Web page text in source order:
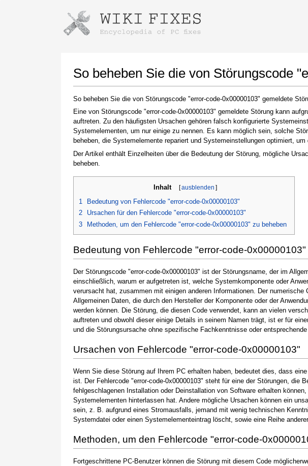
So beheben Sie die von Störungscode
So beheben Sie die von Störungscode "error-code-0x00000103" gemeldete
Eine von Störungscode "error-code-0x00000103" gemeldete Störung kann
auftreten. Zu den häufigsten Ursachen gehören falsch konfigurierte
Systemelementen, um nur einige zu nennen. Es kann möglich sein, solche
beheben, die Systemelemente repariert und Systemeinstellungen optimiert,
Der Artikel enthält Einzelheiten über die Bedeutung der Störung, mögliche
beheben.
Inhalt [ausblenden ]
1
Bedeutung von Fehlercode "error-code-0x00000103"
2
Ursachen für den Fehlercode "error-code-0x00000103"
3
Methoden, um den Fehlercode "error-code-0x00000103" zu beheben
Bedeutung von Fehlercode "error-code-0x00000103"
Der Störungscode "error-code-0x00000103" ist der Störungsname, der im
einschließlich, warum er aufgetreten ist, welche Systemkomponente oder
verursacht hat, zusammen mit einigen anderen Informationen. Der numerische
Allgemeinen Daten, die durch den Hersteller der Komponente oder der
werden können. Die Störung, die diesen Code verwendet, kann an vielen
auftreten und obwohl dieser einige Details in seinem Namen trägt, ist er für
und die Störungsursache ohne spezifische Fachkenntnisse oder
Ursachen von Fehlercode "error-code-0x00000103"
Wenn Sie diese Störung auf Ihrem PC erhalten haben, bedeutet dies, dass
ist. Der Fehlercode "error-code-0x00000103" steht für eine der Störungen, die
fehlgeschlagenen Installation oder Deinstallation von Software erhalten
Systemelementen hinterlassen hat. Andere mögliche Ursachen können ein
sein, z. B. aufgrund eines Stromausfalls, jemand mit wenig technischen
Systemdatei oder einen Systemelementeintrag löscht, sowie eine Reihe
Methoden, um den Fehlercode "error-code-
Fortgeschrittene PC-Benutzer können die Störung mit diesem Code
Anweisungen zum Herunterladen mit Google
Klicken Sie nach Abschluss des Downloads auf
den Link zur heruntergeladenen Datei
klicken